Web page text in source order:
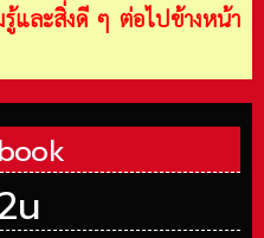
และสิ่งดี ๆ ต่อไปข้างหน้า